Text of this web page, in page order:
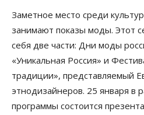
Заметное место среди
занимают показы моды. Этот
себя две части: Дни моды
«Уникальная Россия» и
традиции», представляемый
этнодизайнеров. 25 января в
программы состоится